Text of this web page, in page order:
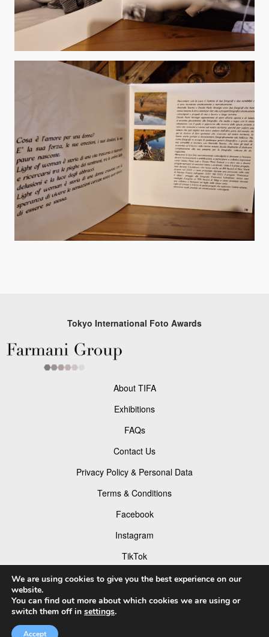
Tokyo International Foto Awards
About TIFA
Exhibitions
FAQs
Contact Us
Privacy Policy & Personal Data
Terms & Conditions
Facebook
Instagram
TikTok
Pinterest
We are using cookies to give you the best experience on our
website.
You can find out more about which cookies we are using or
switch them off in settings.
Accept